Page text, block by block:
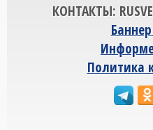
КОНТАКТЫ:
Политика